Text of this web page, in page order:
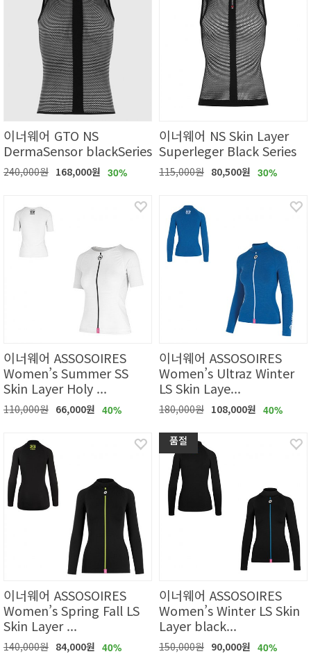
이너웨어 GTO NS
DermaSensor blackSeries
240,000원 168,000원 30%
이너웨어 NS Skin Layer
Superleger Black Series
115,000원 80,500원 30%
이너웨어 ASSOSOIRES
Women’s Summer SS
Skin Layer Holy ...
110,000원 66,000원 40%
이너웨어 ASSOSOIRES
Women’s Ultraz Winter
LS Skin Laye...
180,000원 108,000원 40%
이너웨어 ASSOSOIRES
Women’s Spring Fall LS
Skin Layer ...
140,000원 84,000원 40%
품절
이너웨어 ASSOSOIRES
Women’s Winter LS Skin
Layer black...
150,000원 90,000원 40%